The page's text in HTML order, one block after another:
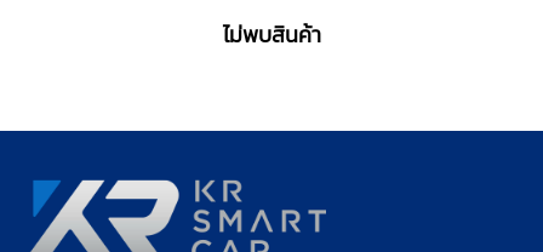
ไม่พบสินค้า